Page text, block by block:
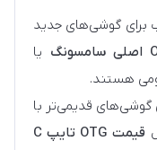
برای گوشی‌های جدید
یا
هستند.
گوشی‌های قدیمی‌تر با
قیمت OTG تایپ C